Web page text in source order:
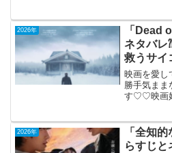
り」（モ
順が映画
2026年
「Dead
ネタバレ
救うサイ
映画を愛し
勝手気まま
す♡♡映画
本未公開
致...
2026年
「全知
らすじと